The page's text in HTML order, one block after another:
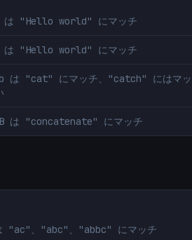
"Hello world" にマッチ
は "Hello world" にマッチ
は "cat" にマッチ、"catch" にはマッ
は "concatenate" にマッチ
"ac"、"abc"、"abbc" にマッチ